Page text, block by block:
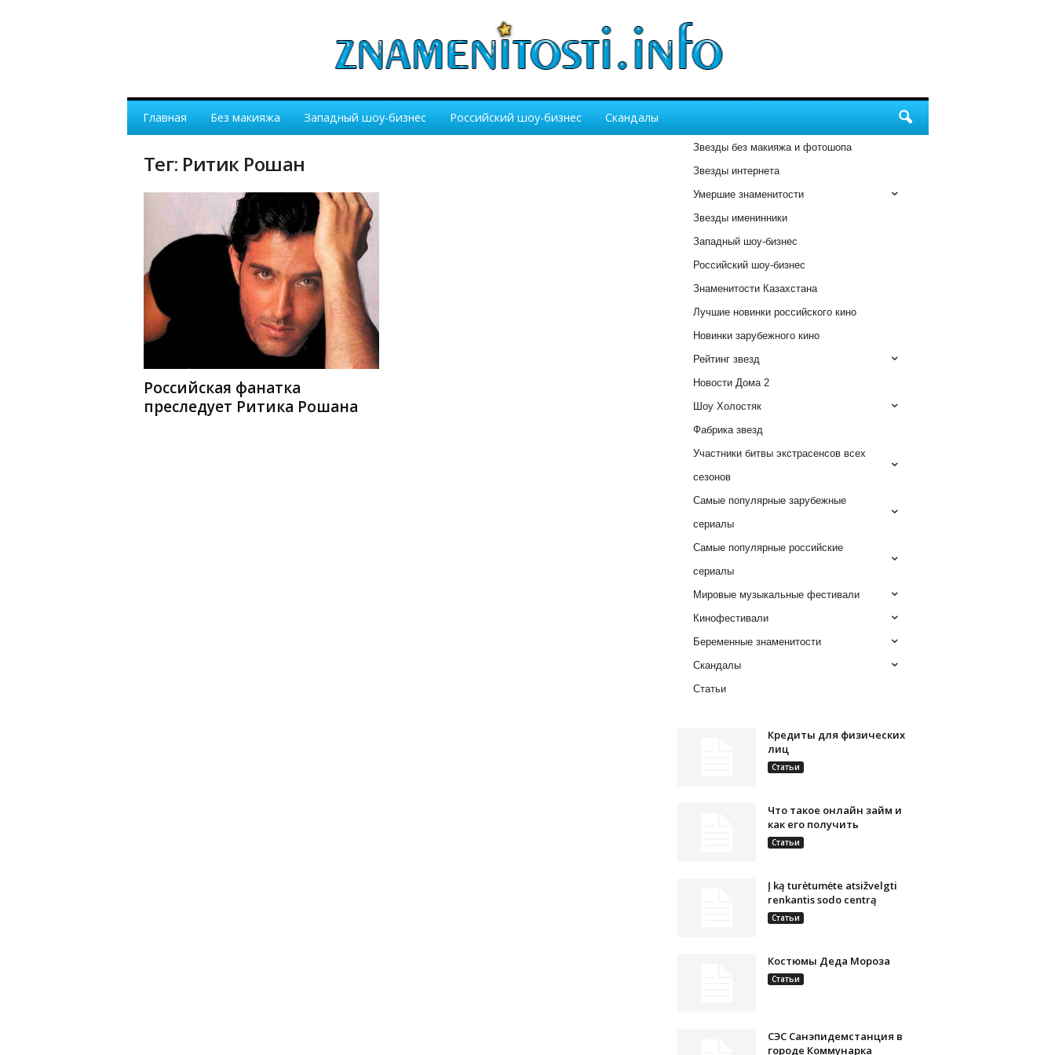
Главная Без макияжа Западный шоу-бизнес Российский шоу-бизнес Скандалы
Тег: Ритик Рошан
Российская фанатка
преследует Ритика Рошана
Звезды без макияжа и фотошопа
Звезды интернета
Умершие знаменитости
Звезды именинники
Западный шоу-бизнес
Российский шоу-бизнес
Знаменитости Казахстана
Лучшие новинки российского кино
Новинки зарубежного кино
Рейтинг звезд
Новости Дома 2
Шоу Холостяк
Фабрика звезд
Участники битвы экстрасенсов всех
сезонов
Самые популярные зарубежные
сериалы
Самые популярные российские
сериалы
Мировые музыкальные фестивали
Кинофестивали
Беременные знаменитости
Скандалы
Статьи
Кредиты для физических
лиц
Статьи
Что такое онлайн займ и
как его получить
Статьи
Į ką turėtumėte atsižvelgti
renkantis sodo centrą
Статьи
Костюмы Деда Мороза
Статьи
СЭС Санэпидемстанция в
городе Коммунарка